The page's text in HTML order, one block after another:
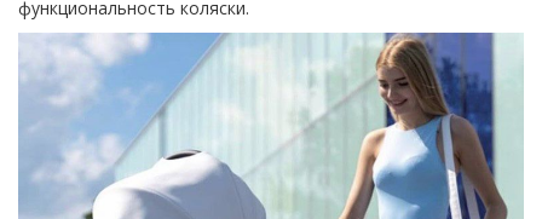
функциональность коляски.